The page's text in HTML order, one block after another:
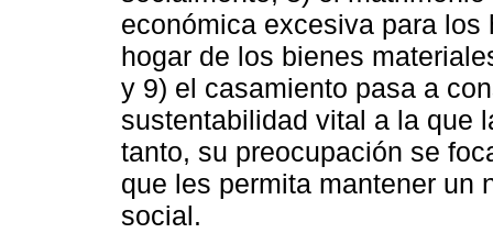
económica excesiva para los
hogar de los bienes
y 9) el casamiento pasa a
sustentabilidad vital a la que
tanto, su preocupación se
que les permita mantener un
social.